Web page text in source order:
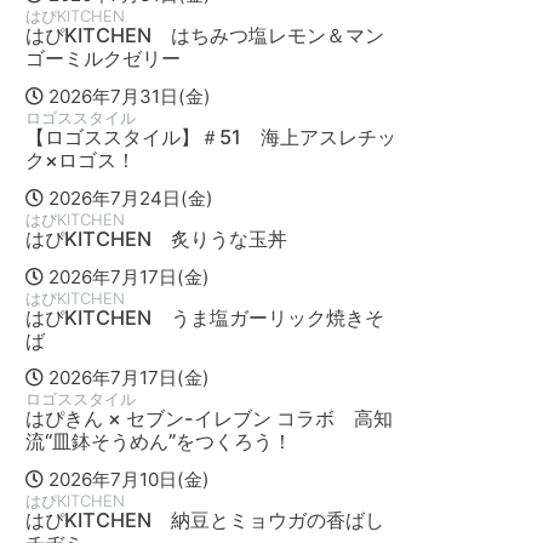
はぴKITCHEN
はぴKITCHEN はちみつ塩レモン＆マン
ゴーミルクゼリー
2026年7月31日(金)
ロゴススタイル
【ロゴススタイル】＃51 海上アスレチッ
ク×ロゴス！
2026年7月24日(金)
はぴKITCHEN
はぴKITCHEN 炙りうな玉丼
2026年7月17日(金)
はぴKITCHEN
はぴKITCHEN うま塩ガーリック焼きそ
ば
2026年7月17日(金)
ロゴススタイル
はぴきん × セブン-イレブン コラボ 高知
流“皿鉢そうめん”をつくろう！
2026年7月10日(金)
はぴKITCHEN
はぴKITCHEN 納豆とミョウガの香ばし